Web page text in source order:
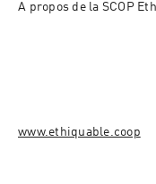
A propos de la SCOP
www.ethiquable.coop